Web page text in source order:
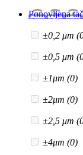
Ponovljena
±0,2 μm
±0,5 μm
±1μm (0)
±2μm (0)
±2,5 μm
±4μm (0)